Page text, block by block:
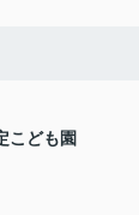
こども園